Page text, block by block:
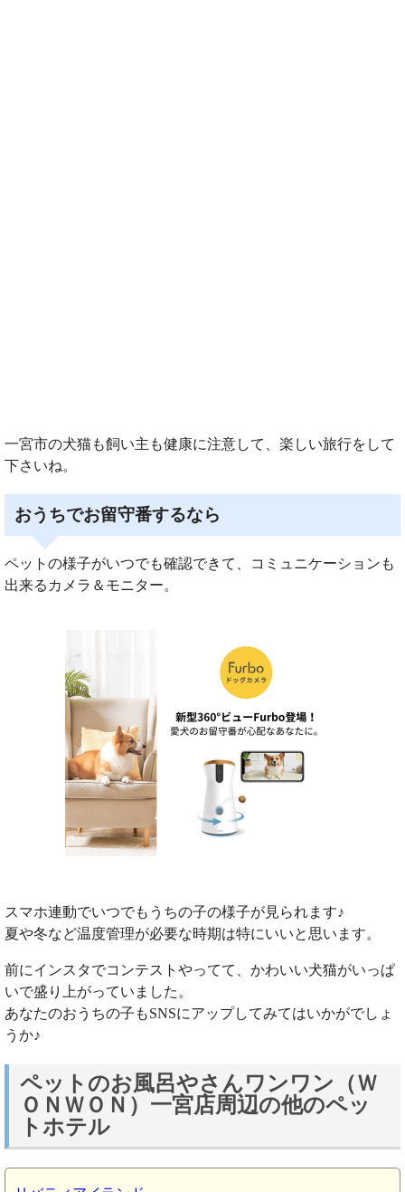
一宮市の犬猫も飼い主も健康に注意して、楽しい旅行をして
下さいね。
おうちでお留守番するなら
ペットの様子がいつでも確認できて、コミュニケーションも
出来るカメラ＆モニター。
スマホ連動でいつでもうちの子の様子が見られます♪
夏や冬など温度管理が必要な時期は特にいいと思います。
前にインスタでコンテストやってて、かわいい犬猫がいっぱ
いで盛り上がっていました。
あなたのおうちの子もSNSにアップしてみてはいかがでしょ
うか♪
ペットのお風呂やさんワンワン（Ｗ
ＯＮＷＯＮ）一宮店周辺の他のペッ
トホテル